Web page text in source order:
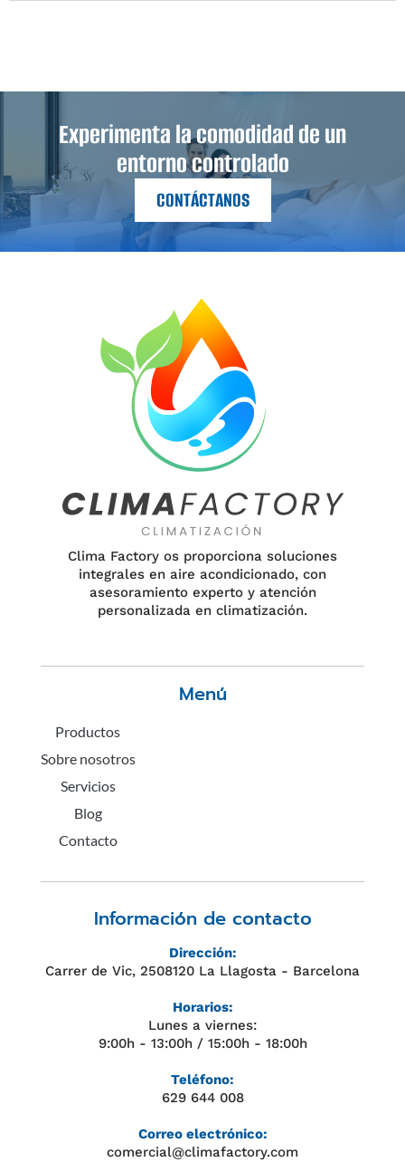
Experimenta la comodidad de un
entorno controlado
CONTÁCTANOS
Clima Factory os proporciona soluciones
integrales en aire acondicionado, con
asesoramiento experto y atención
personalizada en climatización.
Menú
Productos
Sobre nosotros
Servicios
Blog
Contacto
Información de contacto
Dirección:
Carrer de Vic, 2508120 La Llagosta - Barcelona
Horarios:
Lunes a viernes:
9:00h - 13:00h / 15:00h - 18:00h
Teléfono:
629 644 008
Correo electrónico:
comercial@climafactory.com